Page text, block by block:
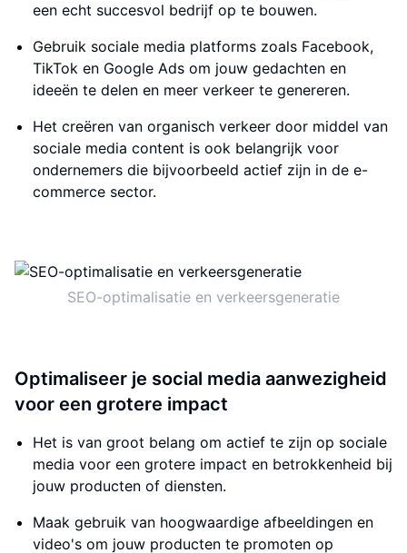
een echt succesvol bedrijf op te bouwen.
Gebruik sociale media platforms zoals Facebook,
TikTok en Google Ads om jouw gedachten en
ideeën te delen en meer verkeer te genereren.
Het creëren van organisch verkeer door middel van
sociale media content is ook belangrijk voor
ondernemers die bijvoorbeeld actief zijn in de e-
commerce sector.
SEO-optimalisatie en verkeersgeneratie
Optimaliseer je social media aanwezigheid
voor een grotere impact
Het is van groot belang om actief te zijn op sociale
media voor een grotere impact en betrokkenheid bij
jouw producten of diensten.
Maak gebruik van hoogwaardige afbeeldingen en
video's om jouw producten te promoten op